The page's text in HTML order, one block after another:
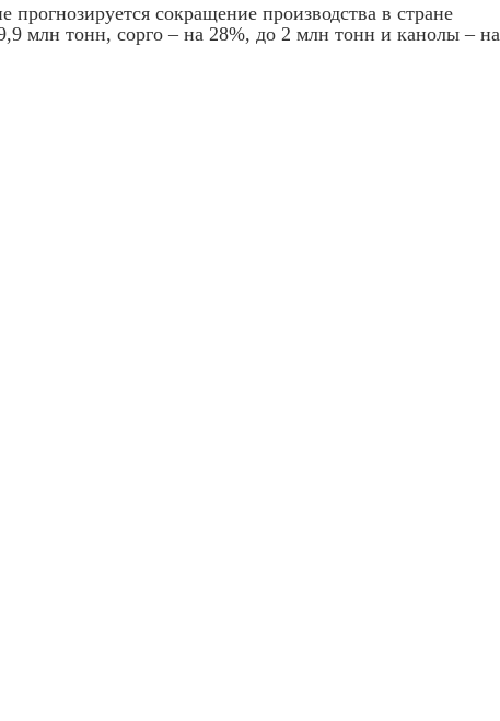
сокращение производства в стране
млн тонн, сорго – на 28%, до 2 млн тонн и канолы – на